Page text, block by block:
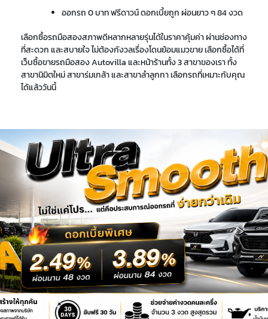
ออกรถ 0 บาท ฟรีดาวน์ ดอกเบี้ยถูก ผ่อนยาว ๆ 84 งวด
เลือกซื้อรถมือสองสภาพดีหลากหลายรุ่นได้ในราคาคุ้มค่า ผ่านช่องทาง
ที่สะดวก และสบายใจ ไม่ต้องกังวลเรื่องโดนย้อมแมวขาย เลือกซื้อได้ที่
เว็บซื้อขายรถมือสอง Autovilla และหน้าร้านทั้ง 3 สาขาของเรา ทั้ง
สาขานิมิตใหม่ สาขาร่มเกล้า และสาขาลำลูกกา เลือกรถที่เหมาะกับคุณ
ได้แล้ววันนี้